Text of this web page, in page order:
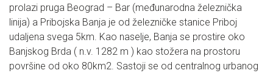
prolazi pruga Beograd – Bar (međunarodna železnička
linija) a Pribojska Banja je od železničke stanice Priboj
udaljena svega 5km. Kao naselje, Banja se prostire oko
Banjskog Brda ( n.v. 1282 m ) kao stožera na prostoru
površine od oko 80km2. Sastoji se od centralnog urbanog